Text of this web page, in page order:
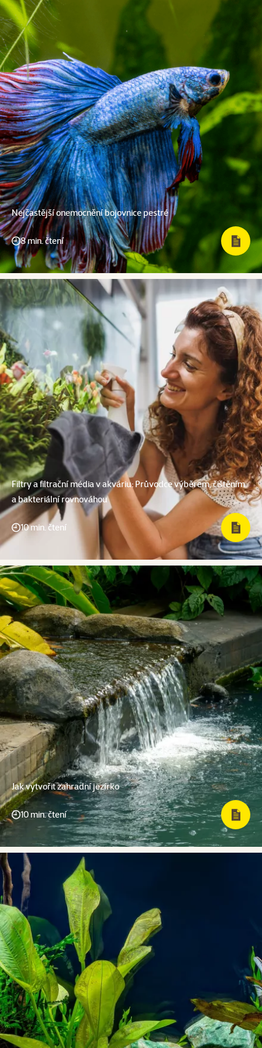
Nejčastější onemocnění bojovnice pestré
8 min. čtení
Filtry a filtrační média v akváriu: Průvodce výběrem, čištěním
a bakteriální rovnováhou
10 min. čtení
Jak vytvořit zahradní jezírko
10 min. čtení